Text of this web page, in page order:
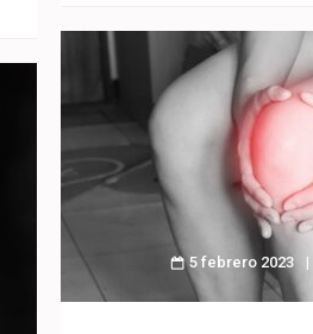
5 febrero 2023